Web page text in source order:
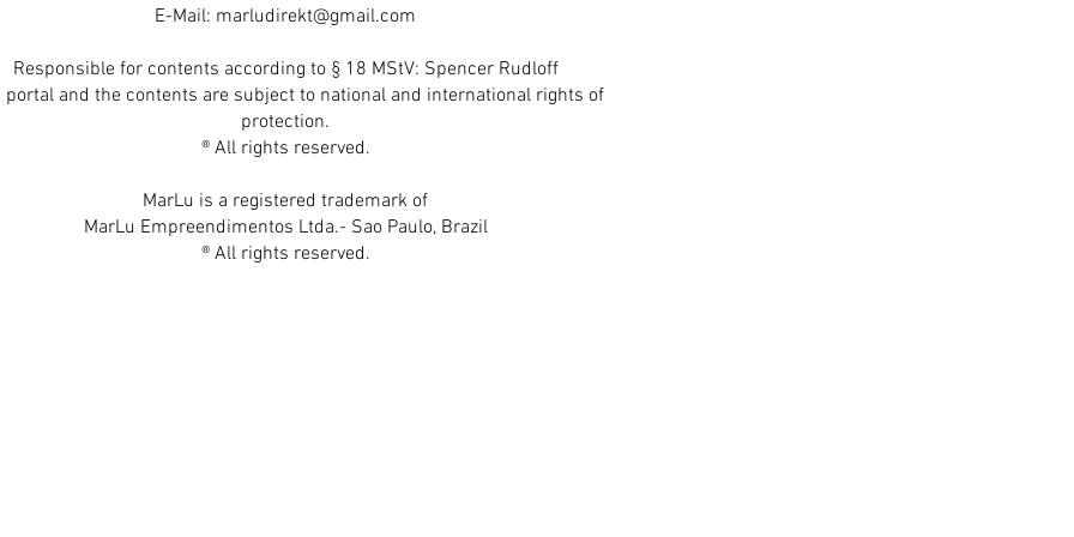
E-Mail: marludirekt@gmail.com
Responsible for contents according to § 18 MStV: Spencer Rudloff
portal and the contents are subject to national and international rights of
protection.
® All rights reserved.
MarLu is a registered trademark of
MarLu Empreendimentos Ltda.- Sao Paulo, Brazil
® All rights reserved.